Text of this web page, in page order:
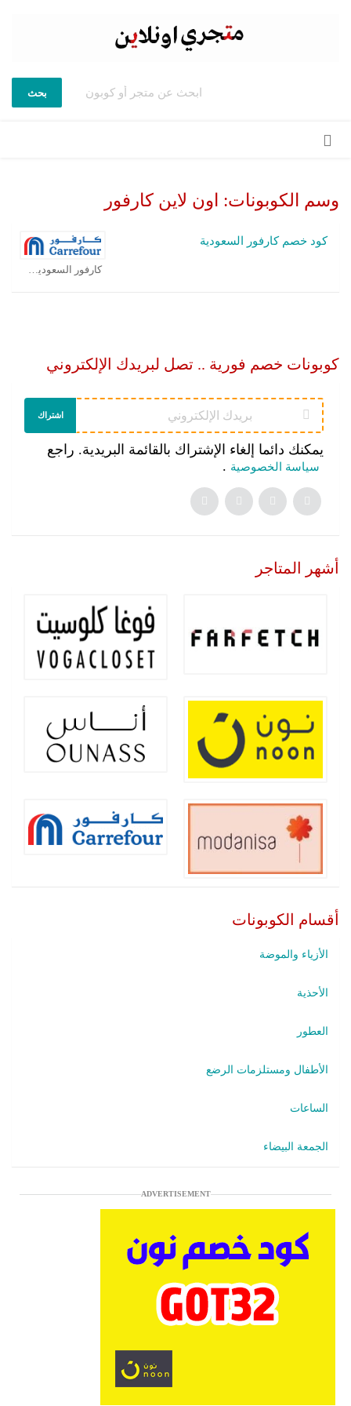
بحث
وسم الكوبونات: اون لاين كارفور
كود خصم كارفور السعودية
كوبونات خصم فورية .. تصل لبريدك الإلكتروني
اشتراك
يمكنك دائما إلغاء الإشتراك بالقائمة البريدية. راجع
سياسة الخصوصية .
أشهر المتاجر
أقسام الكوبونات
الأزياء والموضة
الأحذية
العطور
الأطفال ومستلزمات الرضع
الساعات
الجمعة البيضاء
ADVERTISEMENT